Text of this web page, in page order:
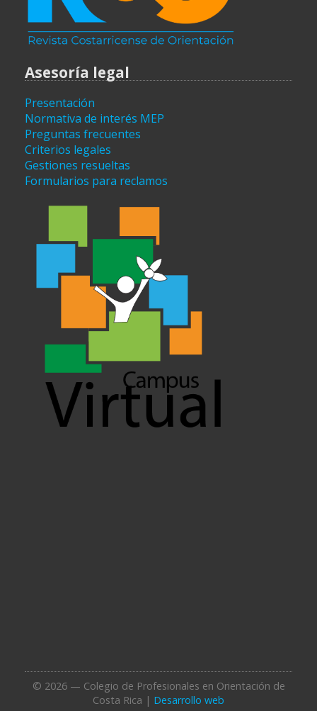
Asesoría legal
Presentación
Normativa de interés MEP
Preguntas frecuentes
Criterios legales
Gestiones resueltas
Formularios para reclamos
© 2026 — Colegio de Profesionales en Orientación de
Costa Rica | Desarrollo web